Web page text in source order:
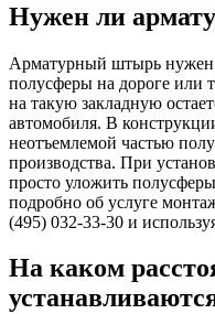
Нужен ли
Арматурный штырь
полусферы на дороге или
на такую закладную
автомобиля. В
неотъемлемой частью
производства. При
просто уложить
подробно об услуге
(495) 032-33-30 и
На каком